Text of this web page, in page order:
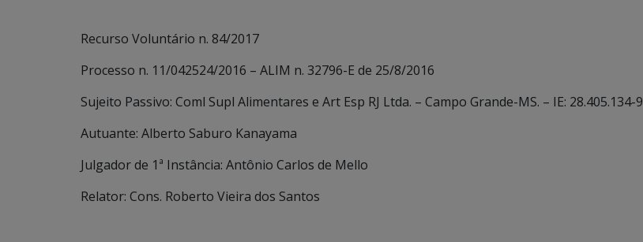
Recurso Voluntário n. 84/2017
Processo n. 11/042524/2016 – ALIM n. 32796-E de 25/8/2016
Sujeito Passivo: Coml Supl Alimentares e Art Esp RJ Ltda. – Campo Grande-MS. – IE: 28.405.134-9
Autuante: Alberto Saburo Kanayama
Julgador de 1ª Instância: Antônio Carlos de Mello
Relator: Cons. Roberto Vieira dos Santos